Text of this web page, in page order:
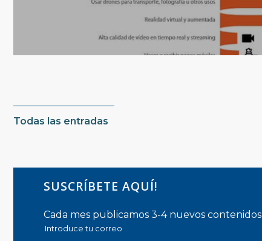
Todas las entradas
SUSCRÍBETE AQUÍ!
Cada mes publicamos 3-4 nuevos contenidos
Introduce tu correo